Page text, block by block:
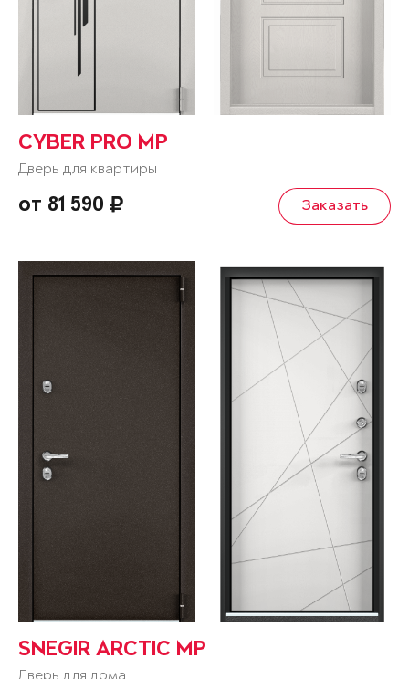
CYBER PRO MP
Дверь для квартиры
от 81 590 Заказать
SNEGIR ARCTIC MP
Дверь для дома